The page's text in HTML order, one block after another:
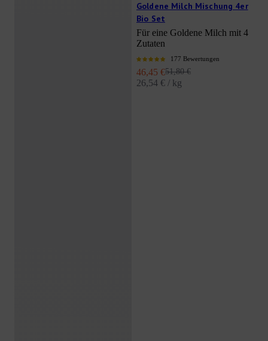
Goldene Milch Mischung 4er
Bio Set
Für eine Goldene Milch mit 4
Zutaten
177 Bewertungen
Angebot
46,45 €Regulärer Preis
51,80 €
26,54 € / kg